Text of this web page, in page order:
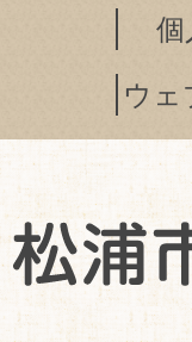
個
ウ